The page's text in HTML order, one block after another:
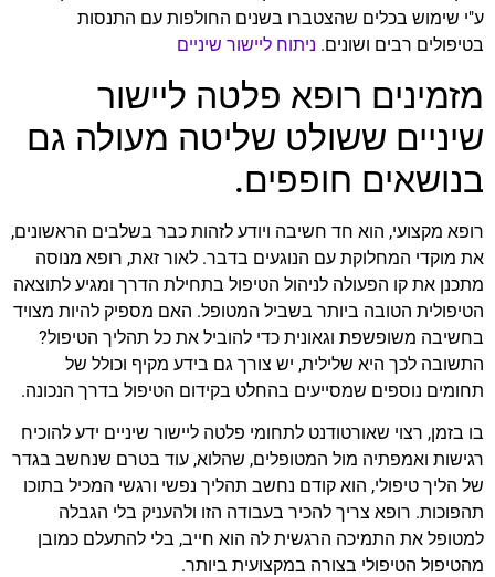
ע"י שימוש בכלים שהצטברו בשנים החולפות עם התנסות
בטיפולים רבים ושונים. ניתוח ליישור שיניים
מזמינים רופא פלטה ליישור
שיניים ששולט שליטה מעולה גם
בנושאים חופפים.
רופא מקצועי, הוא חד חשיבה ויודע לזהות כבר בשלבים הראשונים,
את מוקדי המחלוקת עם הנוגעים בדבר. לאור זאת, רופא מנוסה
מתכנן את קו הפעולה לניהול הטיפול בתחילת הדרך ומגיע לתוצאה
הטיפולית הטובה ביותר בשביל המטופל. האם מספיק להיות מצויד
בחשיבה משופשפת וגאונית כדי להוביל את כל תהליך הטיפול?
התשובה לכך היא שלילית, יש צורך גם בידע מקיף וכולל של
תחומים נוספים שמסייעים בהחלט בקידום הטיפול בדרך הנכונה.
בו בזמן, רצוי שאורטודנט לתחומי פלטה ליישור שיניים ידע להוכיח
רגישות ואמפתיה מול המטופלים, שהלוא, עוד בטרם שנחשב בגדר
של הליך טיפולי, הוא קודם נחשב תהליך נפשי ורגשי המכיל בתוכו
תהפוכות. רופא צריך להכיר בעבודה הזו ולהעניק בלי הגבלה
למטופל את התמיכה הרגשית לה הוא חייב, בלי להתעלם כמובן
מהטיפול הטיפולי בצורה במקצועית ביותר.